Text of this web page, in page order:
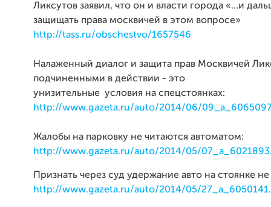
Ликсутов заявил, что он и власти города «…и
защищать права москвичей в этом вопросе»
http://tass.ru/obschestvo/1657546
Налаженный диалог и защита прав Москвичей
подчиненными в действии - это
унизительные условия на спецстоянках:
http://www.gazeta.ru/auto/2014/06/
Жалобы на парковку не читаются автоматом:
http://www.gazeta.ru/auto/2014/05/
Признать через суд удержание авто на стоянке
http://www.gazeta.ru/auto/2014/05/